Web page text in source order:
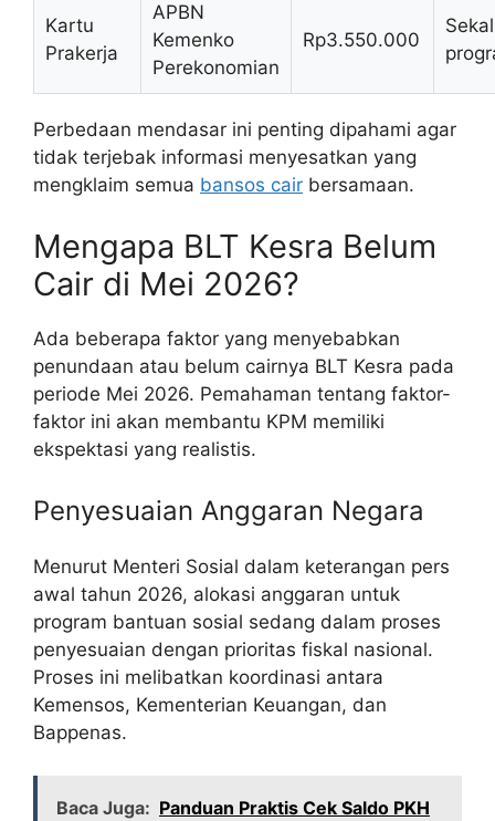
Kartu
Prakerja
APBN
Kemenko
Perekonomian
Rp3.550.000
Perbedaan mendasar ini penting dipahami agar
tidak terjebak informasi menyesatkan yang
mengklaim semua bansos cair bersamaan.
Mengapa BLT Kesra Belum
Cair di Mei 2026?
Ada beberapa faktor yang menyebabkan
penundaan atau belum cairnya BLT Kesra pada
periode Mei 2026. Pemahaman tentang faktor-
faktor ini akan membantu KPM memiliki
ekspektasi yang realistis.
Penyesuaian Anggaran Negara
Menurut Menteri Sosial dalam keterangan pers
awal tahun 2026, alokasi anggaran untuk
program bantuan sosial sedang dalam proses
penyesuaian dengan prioritas fiskal nasional.
Proses ini melibatkan koordinasi antara
Kemensos, Kementerian Keuangan, dan
Bappenas.
Baca Juga: Panduan Praktis Cek Saldo PKH